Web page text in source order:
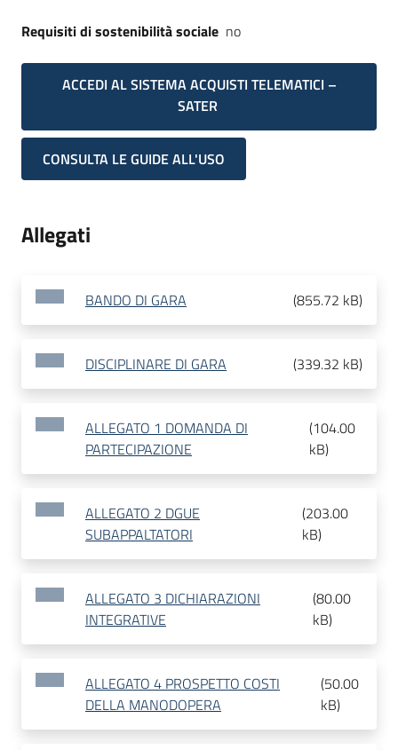
Requisiti di sostenibilità sociale no
ACCEDI AL SISTEMA ACQUISTI TELEMATICI –
SATER
CONSULTA LE GUIDE ALL'USO
Allegati
BANDO DI GARA (855.72 kB)
DISCIPLINARE DI GARA (339.32 kB)
ALLEGATO 1 DOMANDA DI
PARTECIPAZIONE
(104.00
kB)
ALLEGATO 2 DGUE
SUBAPPALTATORI
(203.00
kB)
ALLEGATO 3 DICHIARAZIONI
INTEGRATIVE
(80.00
kB)
ALLEGATO 4 PROSPETTO COSTI
DELLA MANODOPERA
(50.00
kB)